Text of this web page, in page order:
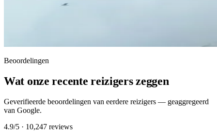
Beoordelingen
Wat onze recente reizigers zeggen
Geverifieerde beoordelingen van eerdere reizigers — geaggregeerd
van Google.
4.9/5 · 10,247 reviews